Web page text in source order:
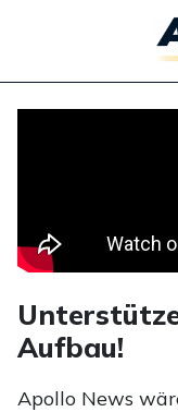
Aufbau!
Apollo News